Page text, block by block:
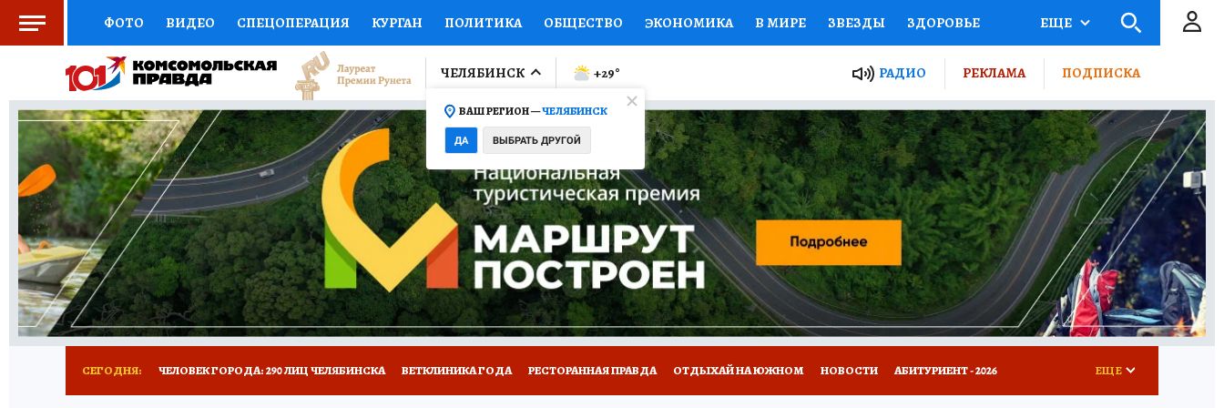
ФОТО ВИДЕО СПЕЦОПЕРАЦИЯ КУРГАН ПОЛИТИКА ОБЩЕСТВО ЭКОНОМИКА В МИРЕ ЗВЕЗДЫ ЗДОРОВЬЕ
СОЦПОДДЕРЖКА НАУКА СПОРТ КОЛУМНИСТЫ ПРОИСШЕСТВИЯ НАЦИОНАЛЬНЫЕ ПРОЕКТЫ РОССИИ
ВЫБОР ЭКСПЕРТОВ ДОКТОР ФИНАНСЫ ОТКРЫВАЕМ МИР Я ЗНАЮ СЕМЬЯ ЖЕНСКИЕ СЕКРЕТЫ ПУТЕВОДИТЕЛЬ
КНИЖНАЯ ПОЛКА ПРОГНОЗЫ НА СПОРТ ПРОМОКОДЫ СЕРИАЛЫ СПЕЦПРОЕКТЫ ДЕФИЦИТ ЖЕЛЕЗА ТУРИЗМ
ПРЕСС-ЦЕНТР НЕДВИЖИМОСТЬ ТЕЛЕВИЗОР КОЛЛЕКЦИИ КОНКУРСЫ РАБОТА У НАС ГИД ПОТРЕБИТЕЛЯ ВСЕ О КП
РАДИО КП ТЕСТЫ НОВОЕ НА САЙТЕ
ЕЩЕ
ЧЕЛЯБИНСК
ВАШ РЕГИОН —ЧЕЛЯБИНСК
ДА ВЫБРАТЬ ДРУГОЙ
+29° РАДИО РЕКЛАМА ПОДПИСКА
СЕГОДНЯ: ЧЕЛОВЕК ГОРОДА: 290 ЛИЦ ЧЕЛЯБИНСКА ВЕТКЛИНИКА ГОДА РЕСТОРАННАЯ ПРАВДА ОТДЫХАЙ НА ЮЖНОМ НОВОСТИ АБИТУРИЕНТ - 2026 ЕЩЕ